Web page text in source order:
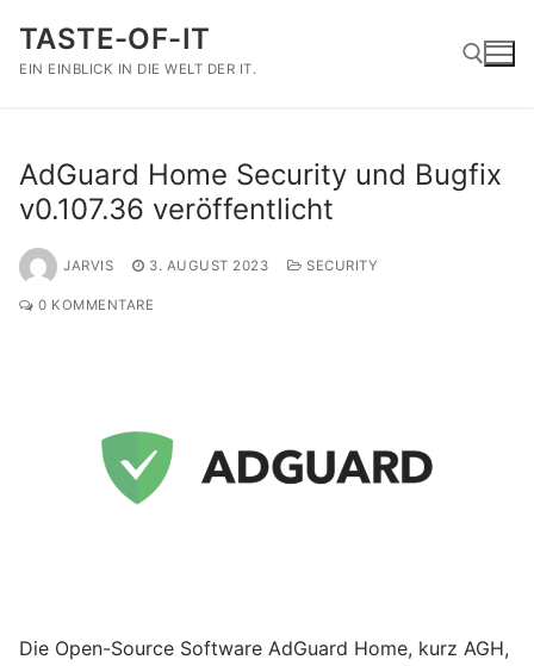
Inhalt
springen
TASTE-OF-IT
EIN EINBLICK IN DIE WELT DER IT.
AdGuard Home Security und Bugfix
v0.107.36 veröffentlicht
JARVIS 3. AUGUST 2023 SECURITY
0 KOMMENTARE
Die Open-Source Software AdGuard Home, kurz AGH,